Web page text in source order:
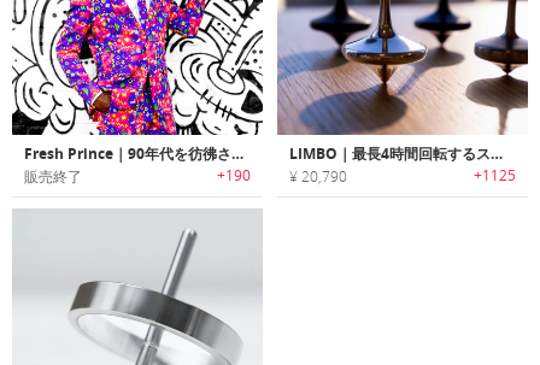
Fresh Prince｜90年代を彷彿させるカラフルスーツ「フレッシュプリンス」
販売終了 +190
LIMBO｜最長4時間回転するスピニングトップ「リンボ」
¥ 20,790 +1125